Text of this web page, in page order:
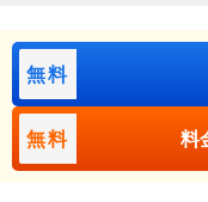
無料
無料 料